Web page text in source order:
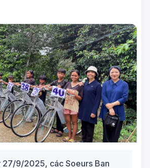
27/9/2025, các Soeurs Ban